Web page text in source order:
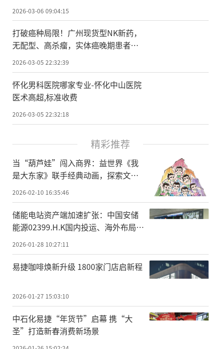
2026-03-06 09:04:15
打破癌种局限！广州现货型NK新药，
无配型、高杀瘤，实体癌晚期患者的
抗癌新希望
2026-03-05 22:32:39
怀化男科医院哪家专业-怀化中山医院
医术高超,标准收费
2026-03-05 22:32:18
精彩推荐
当“葫芦娃”闯入商界：益世界《我
是大东家》联手经典动画，探索文化
IP联动新范式
2026-02-10 16:35:46
储能电站资产端加速扩张：中国安储
能源02399.H.K国内投运、海外布局同
步推进
2026-01-28 10:27:11
易捷咖啡焕新升级 1800家门店启新程
2026-01-27 15:03:10
中石化易捷“年货节”启幕 携“大
圣”打造新春消费新场景